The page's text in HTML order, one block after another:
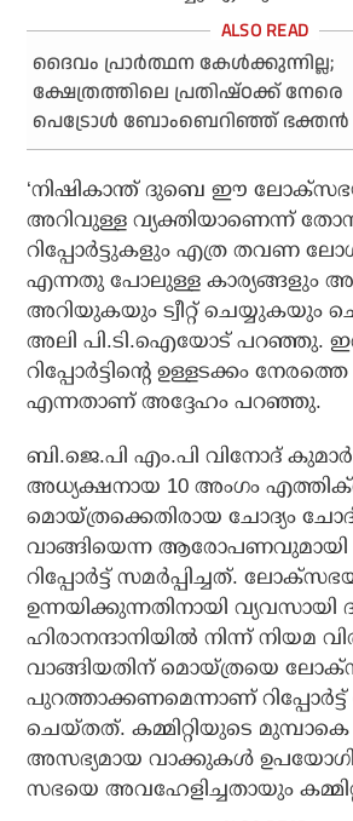
ദൈവം പ്രാർത്ഥന കേൾക്കുന്നില്ല;
ക്ഷേത്രത്തിലെ പ്രതിഷ്ഠക്ക് നേരെ
പെട്രോൾ ബോംബെറിഞ്ഞ് ഭക്തൻ
‘നിഷികാന്ത് ദുബെ ഈ
അറിവുള്ള വ്യക്തിയാണെന്ന്
റിപ്പോര്‍ട്ടുകളും എത്ര തവണ
എന്നതു പോലുള്ള കാര്യങ്ങളും
അറിയുകയും ട്വീറ്റ് ചെയ്യുകയും
അലി പി.ടി.ഐയോട് പറഞ്ഞു.
റിപ്പോര്‍ട്ടിന്റെ ഉള്ളടക്കം നേരത്തെ
എന്നതാണ് അദ്ദേഹം പറഞ്ഞു.
ബി.ജെ.പി എം.പി വിനോദ്
അധ്യക്ഷനായ 10 അംഗം
മൊയ്ത്രക്കെതിരായ ചോദ്യം
വാങ്ങിയെന്ന ആരോപണവുമായി
റിപ്പോര്‍ട്ട് സമര്‍പ്പിച്ചത്.
ഉന്നയിക്കുന്നതിനായി വ്യവസായി
ഹിരാനന്ദാനിയില്‍ നിന്ന് നിയമ
വാങ്ങിയതിന് മൊയ്ത്രയെ
പുറത്താക്കണമെന്നാണ്
ചെയ്തത്. കമ്മിറ്റിയുടെ
അസഭ്യമായ വാക്കുകള്‍
സഭയെ അവഹേളിച്ചതായും